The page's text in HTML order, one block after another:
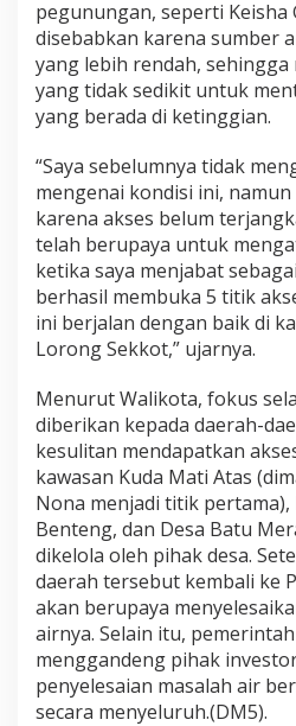
pegunungan, seperti Keisha
disebabkan karena sumber
yang lebih rendah,
yang tidak sedikit untuk
yang berada di ketinggian.
“Saya sebelumnya tidak
mengenai kondisi ini,
karena akses belum
telah berupaya untuk
ketika saya menjabat
berhasil membuka 5 titik
ini berjalan dengan baik di
Lorong Sekkot,” ujarnya.
Menurut Walikota, fokus
diberikan kepada daerah-
kesulitan mendapatkan
kawasan Kuda Mati Atas
Nona menjadi titik pertama),
Benteng, dan Desa Batu
dikelola oleh pihak desa.
daerah tersebut kembali ke
akan berupaya
airnya. Selain itu,
menggandeng pihak
penyelesaian masalah air
secara menyeluruh.(DM5).